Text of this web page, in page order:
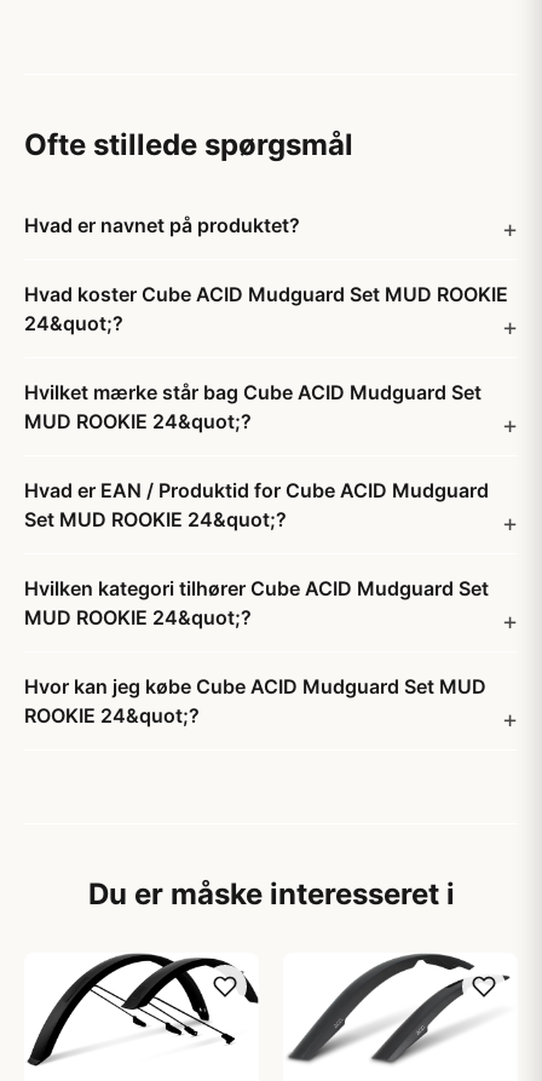
Ofte stillede spørgsmål
Hvad er navnet på produktet?
Hvad koster Cube ACID Mudguard Set MUD ROOKIE
24&quot;?
Hvilket mærke står bag Cube ACID Mudguard Set
MUD ROOKIE 24&quot;?
Hvad er EAN / Produktid for Cube ACID Mudguard
Set MUD ROOKIE 24&quot;?
Hvilken kategori tilhører Cube ACID Mudguard Set
MUD ROOKIE 24&quot;?
Hvor kan jeg købe Cube ACID Mudguard Set MUD
ROOKIE 24&quot;?
Du er måske interesseret i